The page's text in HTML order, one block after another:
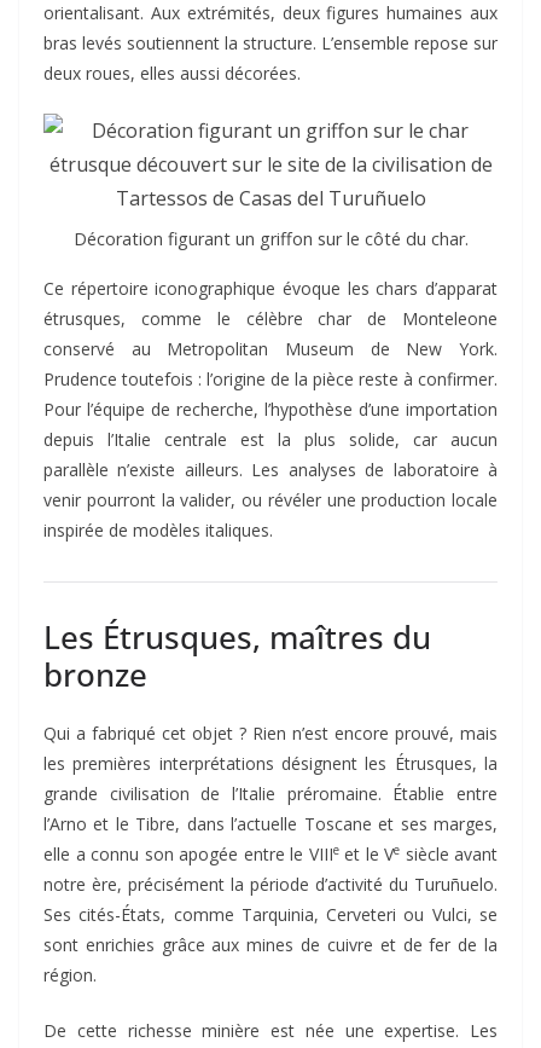
orientalisant. Aux extrémités, deux figures humaines aux
bras levés soutiennent la structure. L’ensemble repose sur
deux roues, elles aussi décorées.
Décoration figurant un griffon sur le côté du char.
Ce répertoire iconographique évoque les chars d’apparat
étrusques, comme le célèbre char de Monteleone
conservé au Metropolitan Museum de New York.
Prudence toutefois : l’origine de la pièce reste à confirmer.
Pour l’équipe de recherche, l’hypothèse d’une importation
depuis l’Italie centrale est la plus solide, car aucun
parallèle n’existe ailleurs. Les analyses de laboratoire à
venir pourront la valider, ou révéler une production locale
inspirée de modèles italiques.
Les Étrusques, maîtres du
bronze
Qui a fabriqué cet objet ? Rien n’est encore prouvé, mais
les premières interprétations désignent les Étrusques, la
grande civilisation de l’Italie préromaine. Établie entre
l’Arno et le Tibre, dans l’actuelle Toscane et ses marges,
elle a connu son apogée entre le VIIIeet le Ve siècle avant
notre ère, précisément la période d’activité du Turuñuelo.
Ses cités-États, comme Tarquinia, Cerveteri ou Vulci, se
sont enrichies grâce aux mines de cuivre et de fer de la
région.
De cette richesse minière est née une expertise. Les